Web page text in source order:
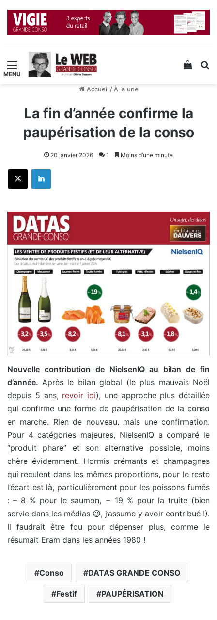
Menu Voir
Accueil / À la une
La fin d’année confirme la
paupérisation de la conso
20 janvier 2026 1 Moins d’une minute
X Linkedin
Nouvelle contribution de NielsenIQ au bilan de fin
d’année. Après le bilan global (le plus mauvais Noël
depuis 5 ans, revoir ici), une approche plus détaillée
qui confirme une forme de paupérisation de la conso
en marche. Rien de nouveau, mais une confirmation.
Pour 4 catégories majeures, NielsenIQ a comparé le
“produit phare” et son alternative possible, moins
chère évidemment. Hormis crémants et champagnes
qui reculent dans les mêmes proportions, pour le reste
l’écart est là, particulièrement pour les poissons fumés
: – 8 % pour le saumon, + 19 % pour la truite (bien
servie dans les médias 😉, j’assume y avoir contribué !).
Il faudrait être fou pour dépenser plus, comme le
résumait Eram dans les années 1980 !
Conso DATAS GRANDE CONSO
Festif PAUPÉRISATION